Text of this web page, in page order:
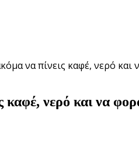
να πίνεις καφέ, νερό
νερό και να